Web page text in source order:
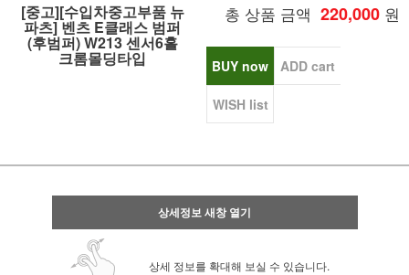
[중고][수입차중고부품 뉴
파츠] 벤츠 E클래스 범퍼
(후범퍼) W213 센서6홀
크롬몰딩타입
총 상품 금액 220,000 원
BUY now ADD cart
WISH list
상세정보 새창 열기
상세 정보를 확대해 보실 수 있습니다.